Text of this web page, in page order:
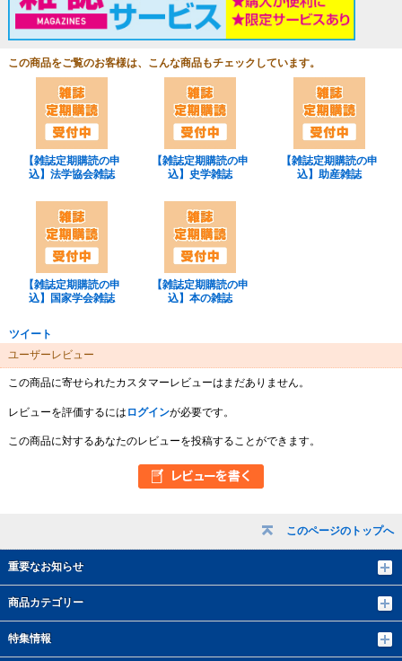
このページのトップへ
重要なお知らせ
商品カテゴリー
特集情報
この商品をご覧のお客様は、こんな商品もチェックしています。
【雑誌定期購読の申
込】法学協会雑誌
【雑誌定期購読の申
込】史学雑誌
【雑誌定期購読の申
込】助産雑誌
【雑誌定期購読の申
込】国家学会雑誌
【雑誌定期購読の申
込】本の雑誌
ツイート
ユーザーレビュー
この商品に寄せられたカスタマーレビューはまだありません。
レビューを評価するには ログインが必要です。
この商品に対するあなたのレビューを投稿することができます。